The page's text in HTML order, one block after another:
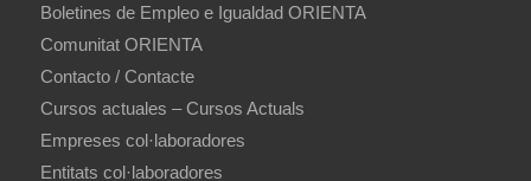
Boletines de Empleo e Igualdad ORIENTA
Comunitat ORIENTA
Contacto / Contacte
Cursos actuales – Cursos Actuals
Empreses col·laboradores
Entitats col·laboradores